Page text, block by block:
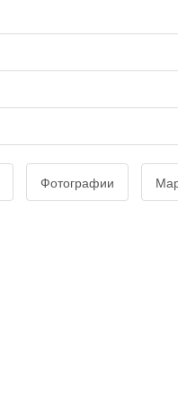
Фотографии